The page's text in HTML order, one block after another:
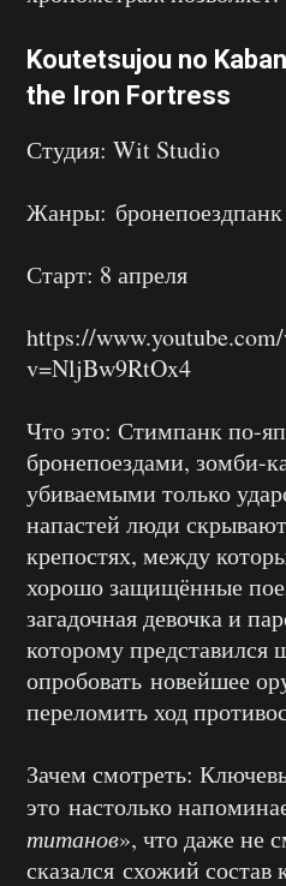
Koutetsujou no
the Iron Fortress
Студия: Wit Studio
Жанры: бронепоездпанк
Старт: 8 апреля
https://
v=NljBw9RtOx4
Что это: Стимпанк по-
бронепоездами, зомби-
убиваемыми только
напастей люди
крепостях, между
хорошо защищённые
загадочная девочка и
которому представился
опробовать новейшее
переломить ход
Зачем смотреть:
это настолько
титанов», что даже не
сказался схожий